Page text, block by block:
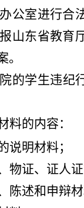
公室进行合
山东省教育
的学生违
料的内容：
说明材料；
物证、证人证
陈述和申辩